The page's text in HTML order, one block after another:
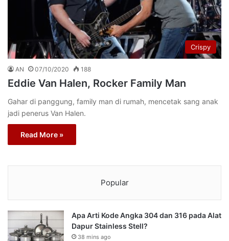
Crispy
AN 07/10/2020 188
Eddie Van Halen, Rocker Family Man
Gahar di panggung, family man di rumah, mencetak sang anak
jadi penerus Van Halen.
Read More »
Popular
Apa Arti Kode Angka 304 dan 316 pada Alat
Dapur Stainless Stell?
38 mins ago